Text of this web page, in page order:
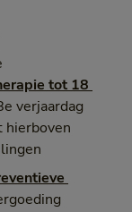
tot 18
verjaardag
hierboven